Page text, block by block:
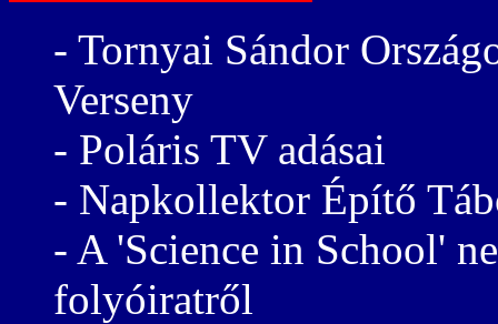
- Tornyai Sándor
Verseny
- Poláris TV adásai
- Napkollektor Építő
- A 'Science in School'
folyóiratről